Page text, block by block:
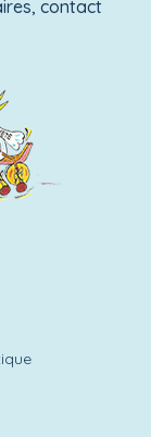
contact